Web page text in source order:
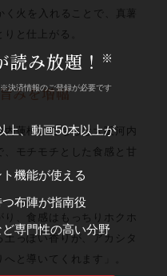
火を入れることで、真薯
と仕上がる。
みを増幅
内蓮根。こちらは大阪河内
モチモチとした食感と甘
り、食感はもっちりホクホ
っぽい香りが、アカシタ
と導いてくれます」。
み放題！ ※
決済情報のご登録が必要です
上、動画50本以上が
機能が使える
布陣が指南役
専門性の高い分野